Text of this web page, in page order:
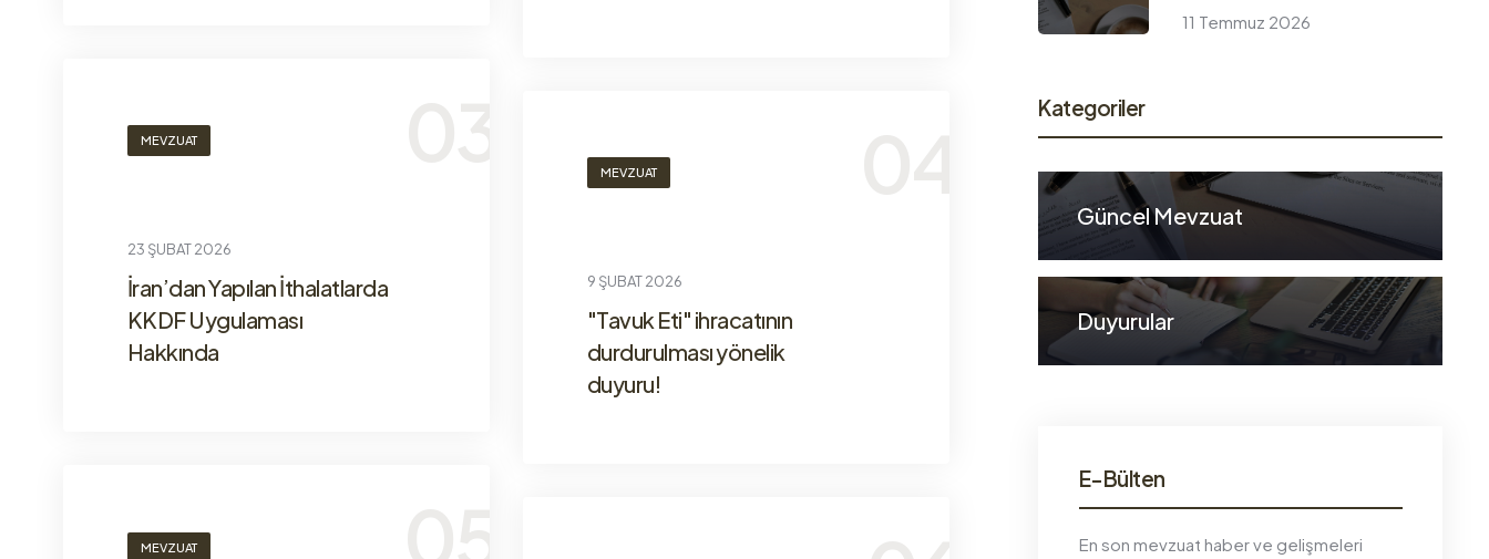
MEVZUAT
23 ŞUBAT 2026
İran’dan Yapılan İthalatlarda
KKDF Uygulaması
Hakkında
MEVZUAT
9 ŞUBAT 2026
"Tavuk Eti" ihracatının
durdurulması yönelik
duyuru!
MEVZUAT
11 Temmuz 2026
Kategoriler
Güncel Mevzuat
Duyurular
E-Bülten
En son mevzuat haber ve gelişmeleri